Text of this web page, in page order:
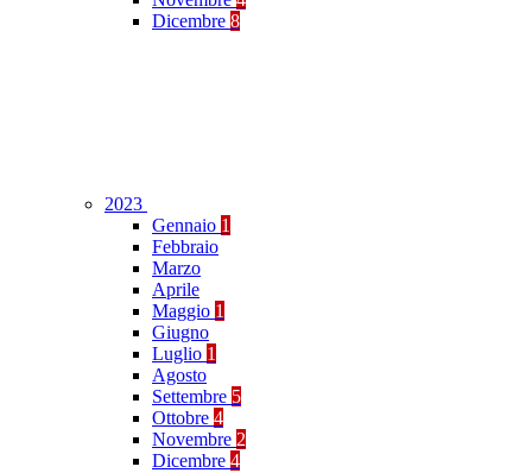
Dicembre 8
2023
Gennaio 1
Febbraio
Marzo
Aprile
Maggio 1
Giugno
Luglio 1
Agosto
Settembre 5
Ottobre 4
Novembre 2
Dicembre 4